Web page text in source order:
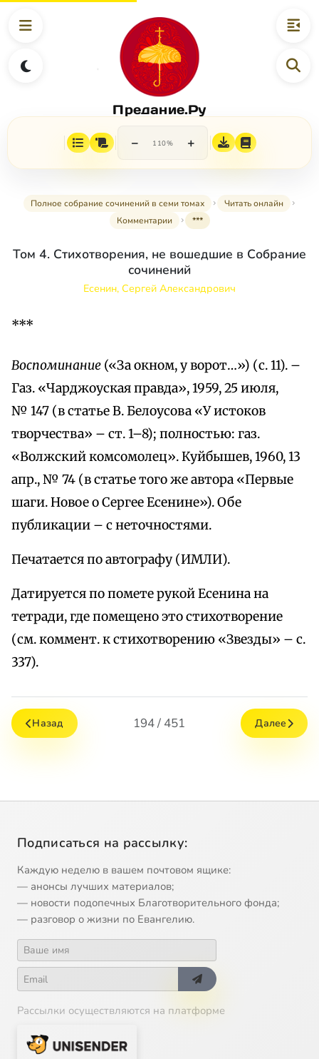
Предание.Ру
− 110% +
Полное собрание сочинений в семи томах
Читать онлайн
Комментарии
***
Том 4. Стихотворения, не вошедшие в Собрание
сочинений
Есенин, Сергей Александрович
***
Воспоминание («За окном, у ворот…») (с. 11). –
Газ. «Чарджоуская правда», 1959, 25 июля,
№ 147 (в статье В. Белоусова «У истоков
творчества» – ст. 1–8); полностью: газ.
«Волжский комсомолец». Куйбышев, 1960, 13
апр., № 74 (в статье того же автора «Первые
шаги. Новое о Сергее Есенине»). Обе
публикации – с неточностями.
Печатается по автографу (ИМЛИ).
Датируется по помете рукой Есенина на
тетради, где помещено это стихотворение
(см. коммент. к стихотворению «Звезды» – с.
337).
Назад 194 / 451 Далее
Подписаться на рассылку:
Каждую неделю в вашем почтовом ящике:
— анонсы лучших материалов;
— новости подопечных Благотворительного фонда;
— разговор о жизни по Евангелию.
Рассылки осуществляются на платформе